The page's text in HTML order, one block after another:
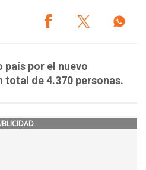
por el nuevo
total de 4.370 personas.